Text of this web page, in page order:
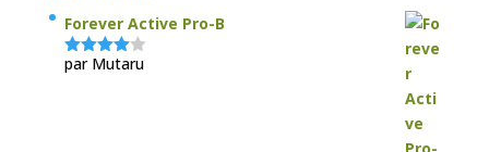
Forever Active Pro-B
Note4
par Mutaru